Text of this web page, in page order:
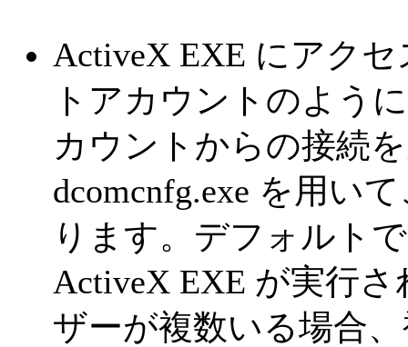
ActiveX EXE にアク
トアカウントのよう
カウントからの接続
dcomcnfg.exe を用い
ります。デフォルト
ActiveX EXE が実行
ザーが複数いる場合